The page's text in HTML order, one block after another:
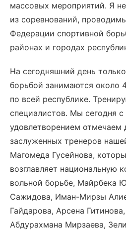
массовых мероприятий. Я
из соревнований,
Федерации спортивной
районах и городах
На сегодняшний день
борьбой занимаются около
по всей республике.
специалистов. Мы сегодня
удовлетворением отмечаем
заслуженных тренеров
Магомеда Гусейнова,
возглавляет национальную
вольной борьбе, Майрбека
Сажидова, Иман-Мирзы
Гайдарова, Арсена
Абдурахмана Мирзаева,